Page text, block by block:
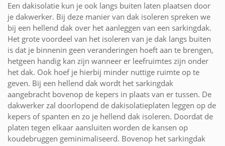
Een dakisolatie kun je ook langs buiten laten plaatsen door
je dakwerker. Bij deze manier van dak isoleren spreken we
bij een hellend dak over het aanleggen van een sarkingdak.
Het grote voordeel van het isoleren van je dak langs buiten
is dat je binnenin geen veranderingen hoeft aan te brengen,
hetgeen handig kan zijn wanneer er leefruimtes zijn onder
het dak. Ook hoef je hierbij minder nuttige ruimte op te
geven. Bij een hellend dak wordt het sarkingdak
aangebracht bovenop de kepers in plaats van er tussen. De
dakwerker zal doorlopend de dakisolatieplaten leggen op de
kepers of spanten en zo je hellend dak isoleren. Doordat de
platen tegen elkaar aansluiten worden de kansen op
koudebruggen geminimaliseerd. Bovenop het sarkingdak